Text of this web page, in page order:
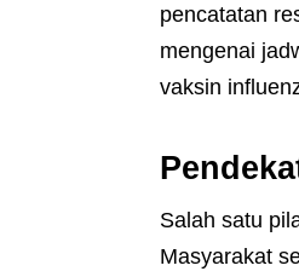
pencatatan
mengenai
vaksin
Salah satu
Masyarakat